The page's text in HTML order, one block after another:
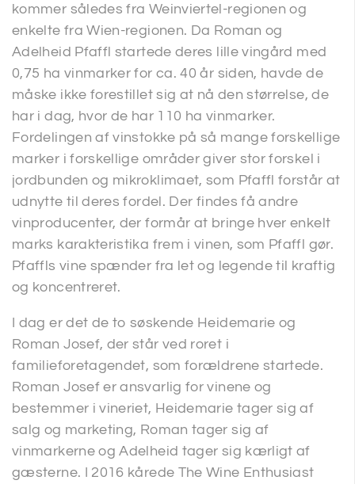
kommer således fra Weinviertel-regionen og
enkelte fra Wien-regionen. Da Roman og
Adelheid Pfaffl startede deres lille vingård med
0,75 ha vinmarker for ca. 40 år siden, havde de
måske ikke forestillet sig at nå den størrelse, de
har i dag, hvor de har 110 ha vinmarker.
Fordelingen af vinstokke på så mange forskellige
marker i forskellige områder giver stor forskel i
jordbunden og mikroklimaet, som Pfaffl forstår at
udnytte til deres fordel. Der findes få andre
vinproducenter, der formår at bringe hver enkelt
marks karakteristika frem i vinen, som Pfaffl gør.
Pfaffls vine spænder fra let og legende til kraftig
og koncentreret.
I dag er det de to søskende Heidemarie og
Roman Josef, der står ved roret i
familieforetagendet, som forældrene startede.
Roman Josef er ansvarlig for vinene og
bestemmer i vineriet, Heidemarie tager sig af
salg og marketing, Roman tager sig af
vinmarkerne og Adelheid tager sig kærligt af
gæsterne. I 2016 kårede The Wine Enthusiast